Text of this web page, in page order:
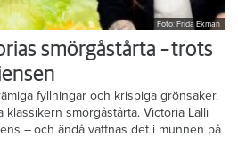
Foto: Frida Ekman
smörgåstårta – trots
fyllningar och krispiga grönsaker.
smörgåstårta. Victoria Lalli
– och ändå vattnas det i munnen på